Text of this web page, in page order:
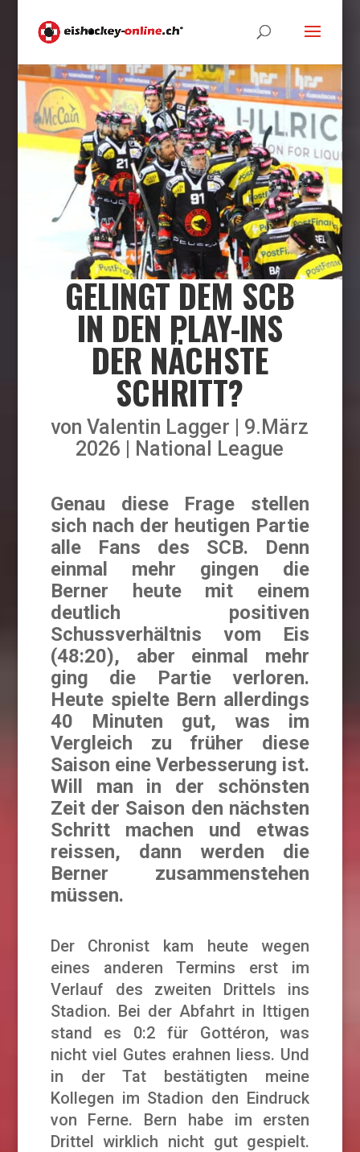
GELINGT DEM SCB
IN DEN PLAY-INS
DER NÄCHSTE
SCHRITT?
vonValentin Lagger
9.März
2026
National League
Genau diese Frage stellen
sich nach der heutigen Partie
alle Fans des SCB. Denn
einmal mehr gingen die
Berner heute mit einem
deutlich positiven
Schussverhältnis vom Eis
(48:20), aber einmal mehr
ging die Partie verloren.
Heute spielte Bern allerdings
40 Minuten gut, was im
Vergleich zu früher diese
Saison eine Verbesserung ist.
Will man in der schönsten
Zeit der Saison den nächsten
Schritt machen und etwas
reissen, dann werden die
Berner zusammenstehen
müssen.
Der Chronist kam heute wegen
eines anderen Termins erst im
Verlauf des zweiten Drittels ins
Stadion. Bei der Abfahrt in Ittigen
stand es 0:2 für Gottéron, was
nicht viel Gutes erahnen liess. Und
in der Tat bestätigten meine
Kollegen im Stadion den Eindruck
von Ferne. Bern habe im ersten
Drittel wirklich nicht gut gespielt.